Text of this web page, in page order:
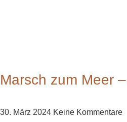
Marsch zum Meer
30. März 2024 Keine Kommentare